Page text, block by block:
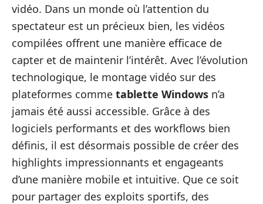
vidéo. Dans un monde où l’attention du
spectateur est un précieux bien, les vidéos
compilées offrent une manière efficace de
capter et de maintenir l’intérêt. Avec l’évolution
technologique, le montage vidéo sur des
plateformes comme tablette Windows n’a
jamais été aussi accessible. Grâce à des
logiciels performants et des workflows bien
définis, il est désormais possible de créer des
highlights impressionnants et engageants
d’une manière mobile et intuitive. Que ce soit
pour partager des exploits sportifs, des